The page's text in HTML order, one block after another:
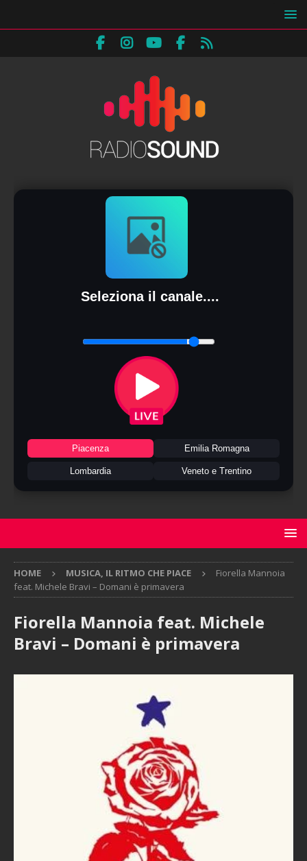
Seleziona il canale....
Piacenza Emilia Romagna
Lombardia Veneto e Trentino
HOME MUSICA, IL RITMO CHE PIACE
Fiorella Mannoia
feat. Michele Bravi – Domani è primavera
Fiorella Mannoia feat. Michele
Bravi – Domani è primavera